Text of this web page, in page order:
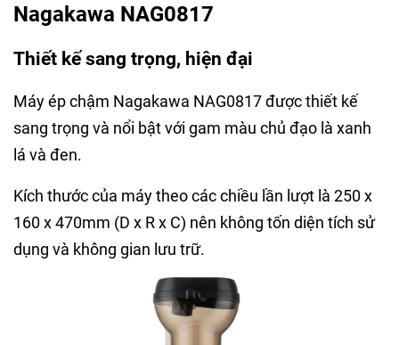
Nagakawa NAG0817
Thiết kế sang trọng, hiện đại
Máy ép chậm Nagakawa NAG0817 được thiết kế
sang trọng và nổi bật với gam màu chủ đạo là xanh
lá và đen.
Kích thước của máy theo các chiều lần lượt là 250 x
160 x 470mm (D x R x C) nên không tốn diện tích sử
dụng và không gian lưu trữ.